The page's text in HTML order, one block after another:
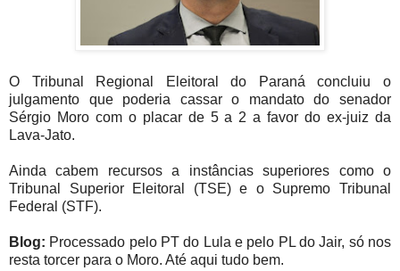
O Tribunal Regional Eleitoral do Paraná concluiu o
julgamento que poderia cassar o mandato do senador
Sérgio Moro com o placar de 5 a 2 a favor do ex-juiz da
Lava-Jato.
Ainda cabem recursos a instâncias superiores como o
Tribunal Superior Eleitoral (TSE) e o Supremo Tribunal
Federal (STF).
Blog: Processado pelo PT do Lula e pelo PL do Jair, só nos
resta torcer para o Moro. Até aqui tudo bem.